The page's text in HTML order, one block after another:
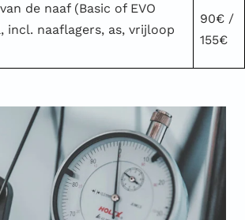
de naaf (Basic of EVO
naaflagers, as, vrijloop
90€ /
155€